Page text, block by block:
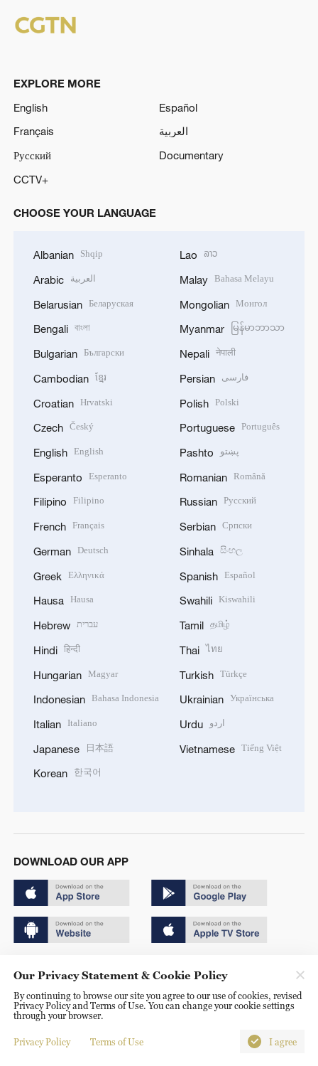
EXPLORE MORE
English
Español
Français
العربية
Русский
Documentary
CCTV+
CHOOSE YOUR LANGUAGE
Albanian Shqip
Arabic العربية
Belarusian Беларуская
Bengali বাংলা
Bulgarian Български
Cambodian ខ្មែរ
Croatian Hrvatski
Czech Český
English English
Esperanto Esperanto
Filipino Filipino
French Français
German Deutsch
Greek Ελληνικά
Hausa Hausa
Hebrew עברית
Hindi हिन्दी
Hungarian Magyar
Indonesian Bahasa Indonesia
Italian Italiano
Japanese 日本語
Korean 한국어
Lao ລາວ
Malay Bahasa Melayu
Mongolian Монгол
Myanmar မြန်မာဘာသာ
Nepali नेपाली
Persian فارسی
Polish Polski
Portuguese Português
Pashto پښتو
Romanian Română
Russian Русский
Serbian Српски
Sinhala සිංහල
Spanish Español
Swahili Kiswahili
Tamil தமிழ்
Thai ไทย
Turkish Türkçe
Ukrainian Українська
Urdu اردو
Vietnamese Tiếng Việt
DOWNLOAD OUR APP
京ICP备20000184号
京公网安备 11010502050052号
Disinformation report hotline: 010-85061466
Our Privacy Statement & Cookie Policy
By continuing to browse our site you agree to our use of cookies, revised
Privacy Policy and Terms of Use. You can change your cookie settings
through your browser.
Privacy Policy Terms of Use I agree